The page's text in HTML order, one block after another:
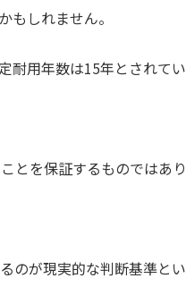
もしれません。
用年数は15年とされてい
とを保証するものではあり
が現実的な判断基準とい